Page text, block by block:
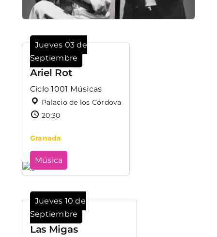
Jueves 03 de
Septiembre
Ariel Rot
Ciclo 1001 Músicas
Palacio de los Córdova
20:30
Granada
Música
Jueves 10 de
Septiembre
Las Migas